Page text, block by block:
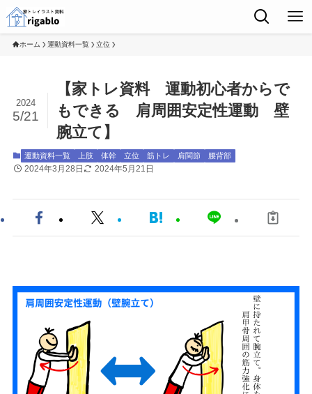
ホーム 運動資料一覧 立位
【家トレ資料 運動初心者からで
もできる 肩周囲安定性運動 壁
腕立て】
2024
5/21
運動資料一覧 上肢 体幹 立位 筋トレ 肩関節 腰背部
2024年3月28日 2024年5月21日